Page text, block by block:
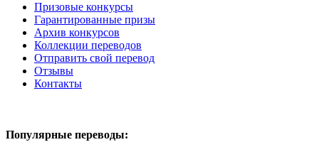
Призовые конкурсы
Гарантированные призы
Архив конкурсов
Коллекции переводов
Отправить свой перевод
Отзывы
Контакты
Популярные переводы: